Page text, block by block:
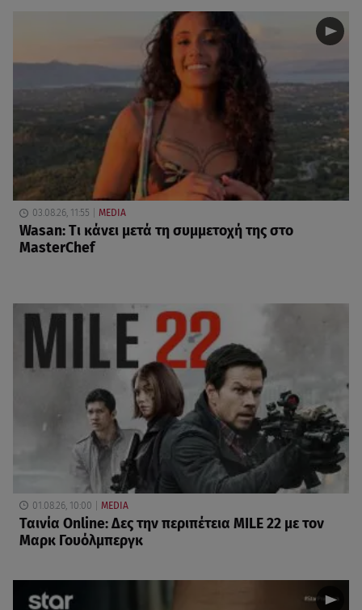
03.08.26, 11:55 MEDIA
Wasan: Tι κάνει μετά τη συμμετοχή της στο
MasterChef
01.08.26, 10:00 MEDIA
Ταινία Online: Δες την περιπέτεια MILE 22 με τον
Μαρκ Γουόλμπεργκ